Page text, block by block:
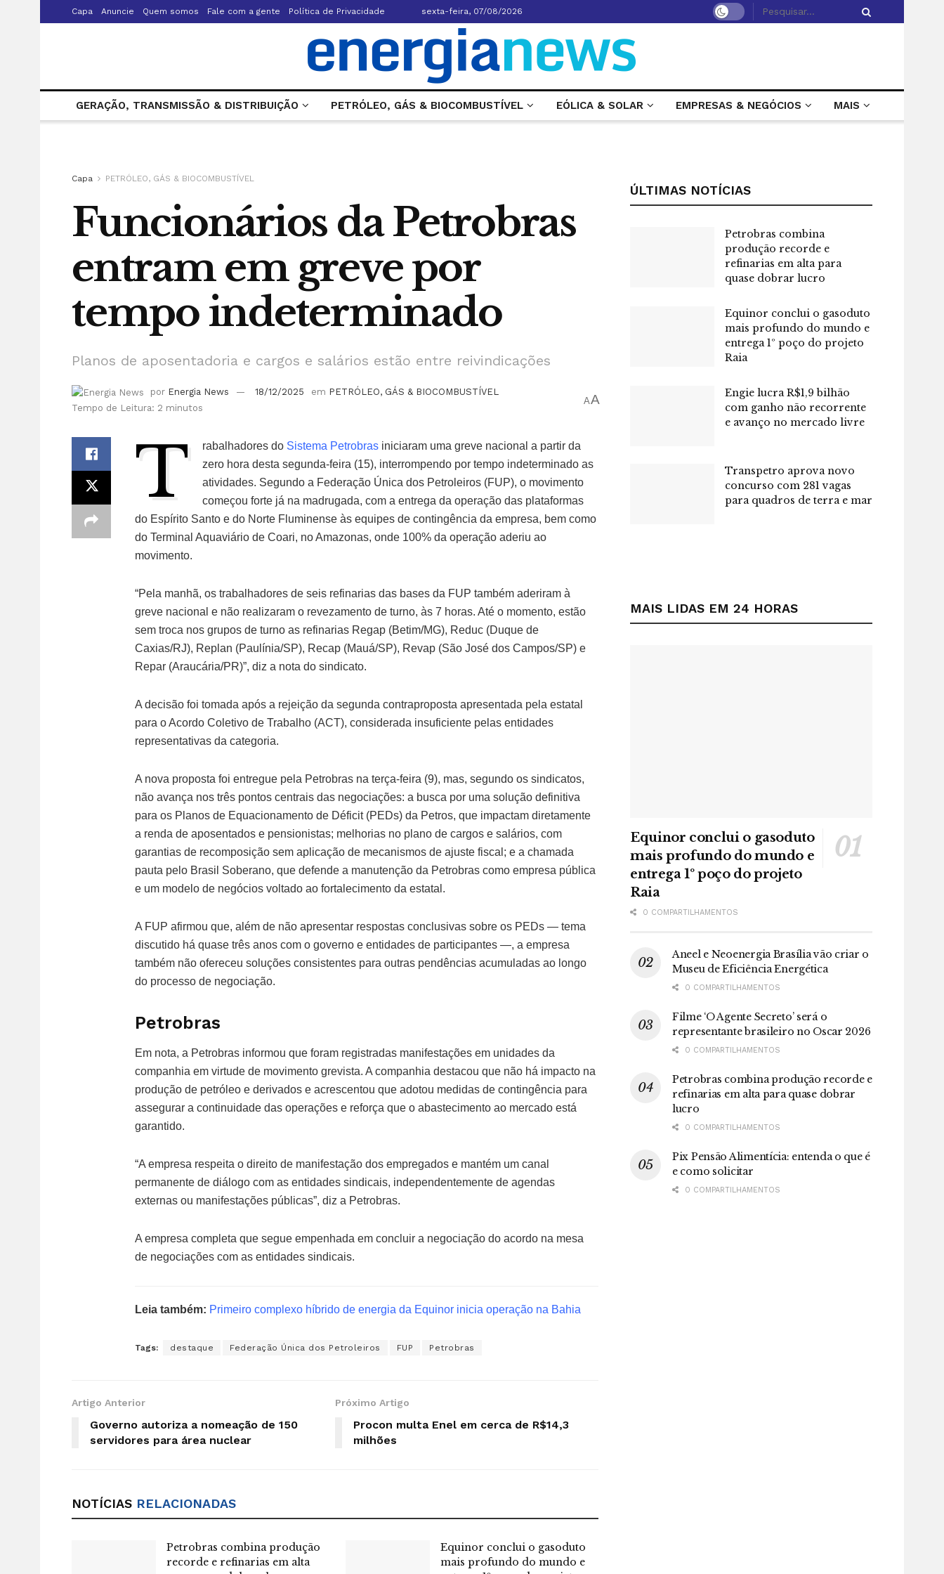
Capa Anuncie Quem somos Fale com a gente Política de Privacidade sexta-feira, 07/08/2026
GERAÇÃO, TRANSMISSÃO & DISTRIBUIÇÃO PETRÓLEO, GÁS & BIOCOMBUSTÍVEL EÓLICA & SOLAR EMPRESAS & NEGÓCIOS MAIS
Capa PETRÓLEO, GÁS & BIOCOMBUSTÍVEL
Funcionários da Petrobras
entram em greve por
tempo indeterminado
Planos de aposentadoria e cargos e salários estão entre reivindicações
por Energia News 18/12/2025 em PETRÓLEO, GÁS & BIOCOMBUSTÍVEL
Tempo de Leitura: 2 minutos
AA
T rabalhadores do Sistema Petrobras iniciaram uma greve nacional a partir da
zero hora desta segunda-feira (15), interrompendo por tempo indeterminado as
atividades. Segundo a Federação Única dos Petroleiros (FUP), o movimento
começou forte já na madrugada, com a entrega da operação das plataformas
do Espírito Santo e do Norte Fluminense às equipes de contingência da empresa, bem como
do Terminal Aquaviário de Coari, no Amazonas, onde 100% da operação aderiu ao
movimento.
“Pela manhã, os trabalhadores de seis refinarias das bases da FUP também aderiram à
greve nacional e não realizaram o revezamento de turno, às 7 horas. Até o momento, estão
sem troca nos grupos de turno as refinarias Regap (Betim/MG), Reduc (Duque de
Caxias/RJ), Replan (Paulínia/SP), Recap (Mauá/SP), Revap (São José dos Campos/SP) e
Repar (Araucária/PR)”, diz a nota do sindicato.
A decisão foi tomada após a rejeição da segunda contraproposta apresentada pela estatal
para o Acordo Coletivo de Trabalho (ACT), considerada insuficiente pelas entidades
representativas da categoria.
A nova proposta foi entregue pela Petrobras na terça-feira (9), mas, segundo os sindicatos,
não avança nos três pontos centrais das negociações: a busca por uma solução definitiva
para os Planos de Equacionamento de Déficit (PEDs) da Petros, que impactam diretamente
a renda de aposentados e pensionistas; melhorias no plano de cargos e salários, com
garantias de recomposição sem aplicação de mecanismos de ajuste fiscal; e a chamada
pauta pelo Brasil Soberano, que defende a manutenção da Petrobras como empresa pública
e um modelo de negócios voltado ao fortalecimento da estatal.
A FUP afirmou que, além de não apresentar respostas conclusivas sobre os PEDs — tema
discutido há quase três anos com o governo e entidades de participantes —, a empresa
também não ofereceu soluções consistentes para outras pendências acumuladas ao longo
do processo de negociação.
Petrobras
Em nota, a Petrobras informou que foram registradas manifestações em unidades da
companhia em virtude de movimento grevista. A companhia destacou que não há impacto na
produção de petróleo e derivados e acrescentou que adotou medidas de contingência para
assegurar a continuidade das operações e reforça que o abastecimento ao mercado está
garantido.
“A empresa respeita o direito de manifestação dos empregados e mantém um canal
permanente de diálogo com as entidades sindicais, independentemente de agendas
externas ou manifestações públicas”, diz a Petrobras.
A empresa completa que segue empenhada em concluir a negociação do acordo na mesa
de negociações com as entidades sindicais.
Leia também: Primeiro complexo híbrido de energia da Equinor inicia operação na Bahia
Tags: destaque Federação Única dos Petroleiros FUP Petrobras
Artigo Anterior
Governo autoriza a nomeação de 150
servidores para área nuclear
Próximo Artigo
Procon multa Enel em cerca de R$14,3
milhões
NOTÍCIAS RELACIONADAS
Petrobras combina produção
recorde e refinarias em alta
Equinor conclui o gasoduto
mais profundo do mundo e
ÚLTIMAS NOTÍCIAS
Petrobras combina
produção recorde e
refinarias em alta para
quase dobrar lucro
Equinor conclui o gasoduto
mais profundo do mundo e
entrega 1º poço do projeto
Raia
Engie lucra R$1,9 bilhão
com ganho não recorrente
e avanço no mercado livre
Transpetro aprova novo
concurso com 281 vagas
para quadros de terra e mar
MAIS LIDAS EM 24 HORAS
Equinor conclui o gasoduto
mais profundo do mundo e
entrega 1º poço do projeto
Raia
0 COMPARTILHAMENTOS
Aneel e Neoenergia Brasília vão criar o
Museu de Eficiência Energética
0 COMPARTILHAMENTOS
Filme ‘O Agente Secreto’ será o
representante brasileiro no Oscar 2026
0 COMPARTILHAMENTOS
Petrobras combina produção recorde e
refinarias em alta para quase dobrar
lucro
0 COMPARTILHAMENTOS
Pix Pensão Alimentícia: entenda o que é
e como solicitar
0 COMPARTILHAMENTOS